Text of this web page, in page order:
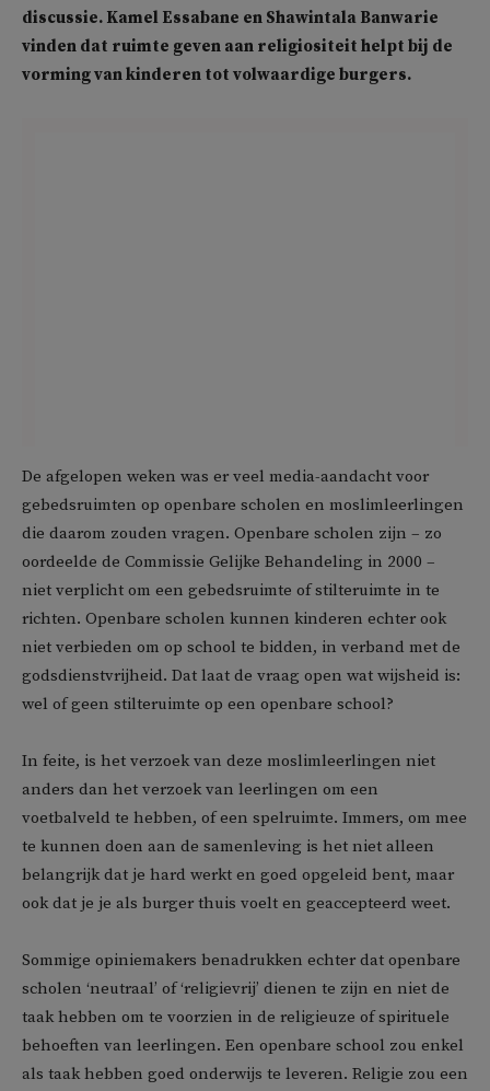
discussie. Kamel Essabane en Shawintala Banwarie
vinden dat ruimte geven aan religiositeit helpt bij de
vorming van kinderen tot volwaardige burgers.
De afgelopen weken was er veel media-aandacht voor
gebedsruimten op openbare scholen en moslimleerlingen
die daarom zouden vragen. Openbare scholen zijn – zo
oordeelde de Commissie Gelijke Behandeling in 2000 –
niet verplicht om een gebedsruimte of stilteruimte in te
richten. Openbare scholen kunnen kinderen echter ook
niet verbieden om op school te bidden, in verband met de
godsdienstvrijheid. Dat laat de vraag open wat wijsheid is:
wel of geen stilteruimte op een openbare school?
In feite, is het verzoek van deze moslimleerlingen niet
anders dan het verzoek van leerlingen om een
voetbalveld te hebben, of een spelruimte. Immers, om mee
te kunnen doen aan de samenleving is het niet alleen
belangrijk dat je hard werkt en goed opgeleid bent, maar
ook dat je je als burger thuis voelt en geaccepteerd weet.
Sommige opiniemakers benadrukken echter dat openbare
scholen ‘neutraal’ of ‘religievrij’ dienen te zijn en niet de
taak hebben om te voorzien in de religieuze of spirituele
behoeften van leerlingen. Een openbare school zou enkel
als taak hebben goed onderwijs te leveren. Religie zou een